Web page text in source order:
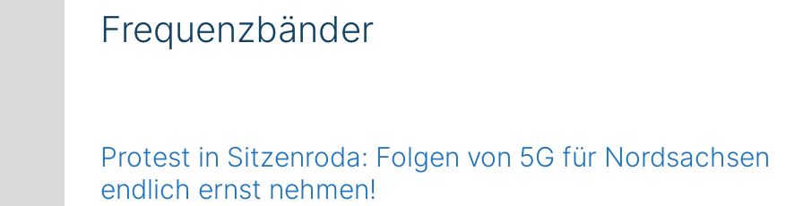
Frequenzbänder
Protest in Sitzenroda: Folgen von 5G für Nordsachsen
endlich ernst nehmen!